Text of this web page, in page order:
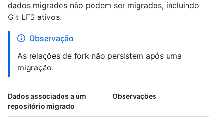
dados migrados não podem ser migrados, incluindo
Git LFS ativos.
Observação
As relações de fork não persistem após uma
migração.
Dados associados a um
repositório migrado
Observações